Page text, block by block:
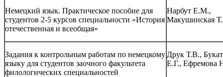
Немецкий язык. Практическое пособие для
студентов 2-5 курсов специальности «История
отечественная и всеобщая»
Нарбут Е.М.,
Макушинская
Задания к контрольным работам по немецкому
языку для студентов заочного факультета
филологических специальностей
Друк Т.В.,
Е.Г., Ефремова